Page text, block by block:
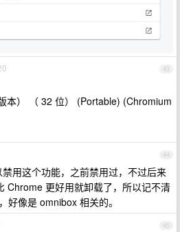
43
本） （ 32 位） (Portable) (Chromium
44
用这个功能，之前禁用过，不过后来
Chrome 更好用就卸载了，所以记不清
好像是 omnibox 相关的。
45